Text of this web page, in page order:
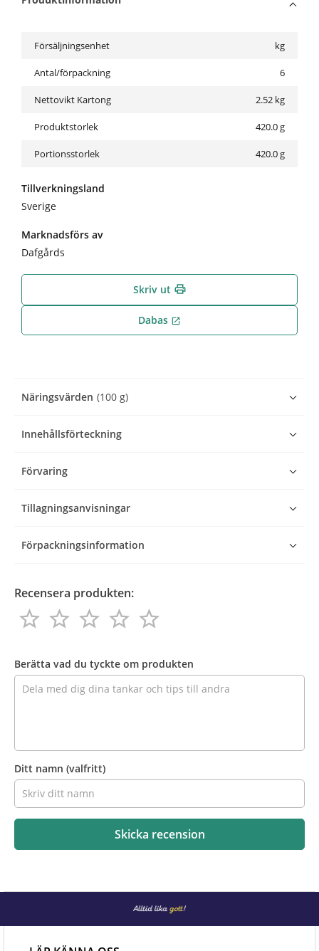
Försäljningsenhet kg
Antal/förpackning 6
Nettovikt Kartong 2.52 kg
Produktstorlek 420.0 g
Portionsstorlek 420.0 g
Tillverkningsland
Sverige
Marknadsförs av
Dafgårds
Skriv ut print
Dabas open_in_new
Näringsvärden (100 g)
Innehållsförteckning
Förvaring
Tillagningsanvisningar
Förpackningsinformation
Recensera produkten:
star_border
star_border star_border
star_border star_border
star_border star_border
star_border star_border
star_border
produkten
Berätta vad du tyckte om produkten
Ditt namn (valfritt)
Skicka recension